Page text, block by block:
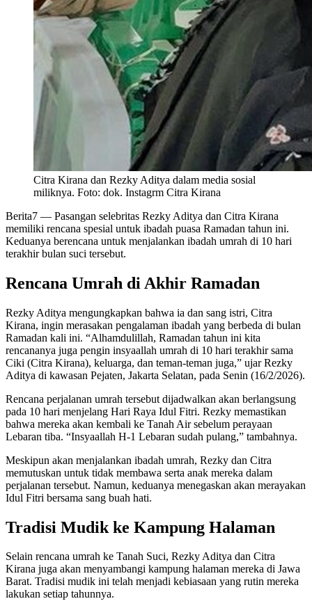
Citra Kirana dan Rezky Aditya dalam media sosial
miliknya. Foto: dok. Instagrm Citra Kirana
Berita7 — Pasangan selebritas Rezky Aditya dan Citra Kirana
memiliki rencana spesial untuk ibadah puasa Ramadan tahun ini.
Keduanya berencana untuk menjalankan ibadah umrah di 10 hari
terakhir bulan suci tersebut.
Rencana Umrah di Akhir Ramadan
Rezky Aditya mengungkapkan bahwa ia dan sang istri, Citra
Kirana, ingin merasakan pengalaman ibadah yang berbeda di bulan
Ramadan kali ini. “Alhamdulillah, Ramadan tahun ini kita
rencananya juga pengin insyaallah umrah di 10 hari terakhir sama
Ciki (Citra Kirana), keluarga, dan teman-teman juga,” ujar Rezky
Aditya di kawasan Pejaten, Jakarta Selatan, pada Senin (16/2/2026).
Rencana perjalanan umrah tersebut dijadwalkan akan berlangsung
pada 10 hari menjelang Hari Raya Idul Fitri. Rezky memastikan
bahwa mereka akan kembali ke Tanah Air sebelum perayaan
Lebaran tiba. “Insyaallah H-1 Lebaran sudah pulang,” tambahnya.
Meskipun akan menjalankan ibadah umrah, Rezky dan Citra
memutuskan untuk tidak membawa serta anak mereka dalam
perjalanan tersebut. Namun, keduanya menegaskan akan merayakan
Idul Fitri bersama sang buah hati.
Tradisi Mudik ke Kampung Halaman
Selain rencana umrah ke Tanah Suci, Rezky Aditya dan Citra
Kirana juga akan menyambangi kampung halaman mereka di Jawa
Barat. Tradisi mudik ini telah menjadi kebiasaan yang rutin mereka
lakukan setiap tahunnya.